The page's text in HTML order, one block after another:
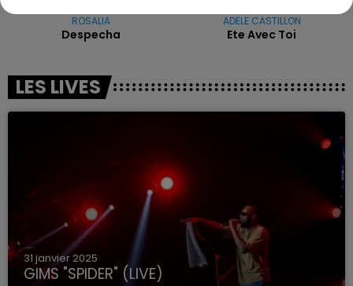
ROSALIA
Despecha
ADELE CASTILLON
Ete Avec Toi
LES LIVES
31 janvier 2025
GIMS "SPIDER" (LIVE)